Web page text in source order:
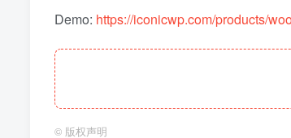
Demo: https://iconicwp.com/products/
© 版权声明